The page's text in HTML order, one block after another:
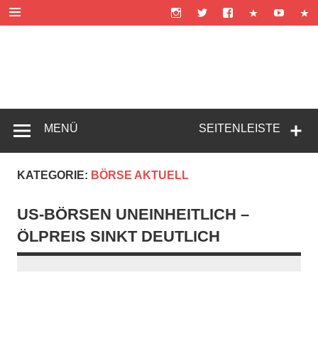
Inhalt
springen
SEITENLEISTE
MENÜ
KATEGORIE: BÖRSE AKTUELL
US-BÖRSEN UNEINHEITLICH –
ÖLPREIS SINKT DEUTLICH